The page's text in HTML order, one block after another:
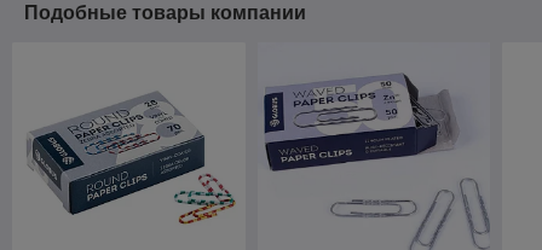
Подобные товары компании